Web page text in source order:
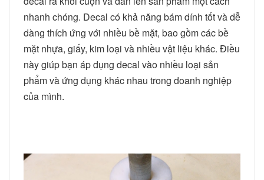
nhanh chóng. Decal có khả năng bám dính tốt và dễ
dàng thích ứng với nhiều bề mặt, bao gồm các bề
mặt nhựa, giấy, kim loại và nhiều vật liệu khác. Điều
này giúp bạn áp dụng decal vào nhiều loại sản
phẩm và ứng dụng khác nhau trong doanh nghiệp
của mình.